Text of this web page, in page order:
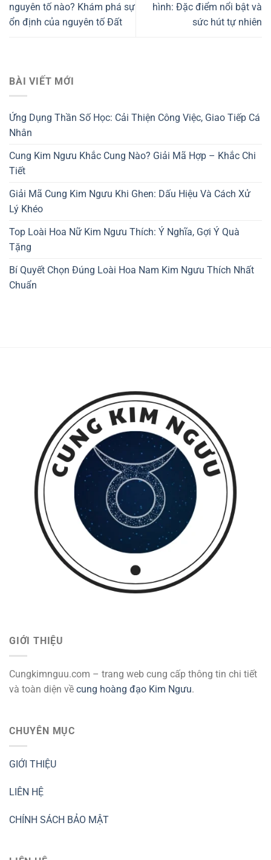
nguyên tố nào? Khám phá sự
ổn định của nguyên tố Đất
hình: Đặc điểm nổi bật và
sức hút tự nhiên
BÀI VIẾT MỚI
Ứng Dụng Thần Số Học: Cải Thiện Công Việc, Giao Tiếp Cá
Nhân
Cung Kim Ngưu Khắc Cung Nào? Giải Mã Hợp – Khắc Chi
Tiết
Giải Mã Cung Kim Ngưu Khi Ghen: Dấu Hiệu Và Cách Xử
Lý Khéo
Top Loài Hoa Nữ Kim Ngưu Thích: Ý Nghĩa, Gợi Ý Quà
Tặng
Bí Quyết Chọn Đúng Loài Hoa Nam Kim Ngưu Thích Nhất
Chuẩn
GIỚI THIỆU
Cungkimnguu.com – trang web cung cấp thông tin chi tiết
và toàn diện về cung hoàng đạo Kim Ngưu.
CHUYÊN MỤC
GIỚI THIỆU
LIÊN HỆ
CHÍNH SÁCH BẢO MẬT